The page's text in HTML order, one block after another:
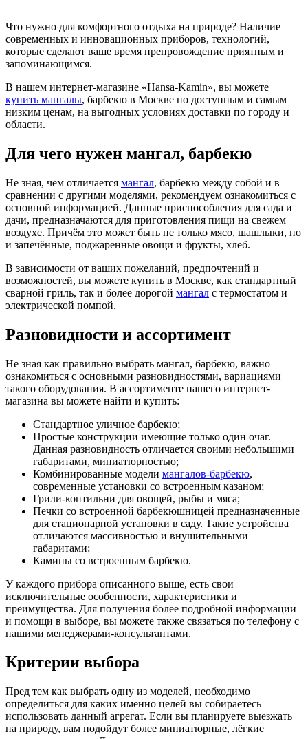
Что нужно для комфортного отдыха на природе? Наличие
современных и инновационных приборов, технологий,
которые сделают ваше время препровождение приятным и
запоминающимся.
В нашем интернет-магазине «Hansa-Kamin», вы можете
купить мангалы, барбекю в Москве по доступным и самым
низким ценам, на выгодных условиях доставки по городу и
области.
Для чего нужен мангал, барбекю
Не зная, чем отличается мангал, барбекю между собой и в
сравнении с другими моделями, рекомендуем ознакомиться с
основной информацией. Данные приспособления для сада и
дачи, предназначаются для приготовления пищи на свежем
воздухе. Причём это может быть не только мясо, шашлыки, но
и запечённые, поджаренные овощи и фрукты, хлеб.
В зависимости от ваших пожеланий, предпочтений и
возможностей, вы можете купить в Москве, как стандартный
сварной гриль, так и более дорогой мангал с термостатом и
электрической помпой.
Разновидности и ассортимент
Не зная как правильно выбрать мангал, барбекю, важно
ознакомиться с основными разновидностями, вариациями
такого оборудования. В ассортименте нашего интернет-
магазина вы можете найти и купить:
Стандартное уличное барбекю;
Простые конструкции имеющие только один очаг.
Данная разновидность отличается своими небольшими
габаритами, миниатюрностью;
Комбинированные модели мангалов-барбекю,
современные установки со встроенным казаном;
Грили-коптильни для овощей, рыбы и мяса;
Печки со встроенной барбекюшницей предназначенные
для стационарной установки в саду. Такие устройства
отличаются массивностью и внушительными
габаритами;
Камины со встроенным барбекю.
У каждого прибора описанного выше, есть свои
исключительные особенности, характеристики и
преимущества. Для получения более подробной информации
и помощи в выборе, вы можете также связаться по телефону с
нашими менеджерами-консультантами.
Критерии выбора
Пред тем как выбрать одну из моделей, необходимо
определиться для каких именно целей вы собираетесь
использовать данный агрегат. Если вы планируете выезжать
на природу, вам подойдут более миниатюрные, лёгкие